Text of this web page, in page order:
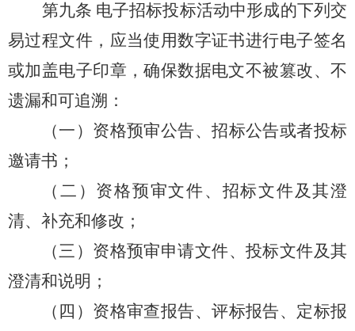
第九条 电子招标投标活动中形成的下列交
易过程文件，应当使用数字证书进行电子签名
或加盖电子印章，确保数据电文不被篡改、不
遗漏和可追溯：
（一）资格预审公告、招标公告或者投标
邀请书；
（二）资格预审文件、招标文件及其澄
清、补充和修改；
（三）资格预审申请文件、投标文件及其
澄清和说明；
（四）资格审查报告、评标报告、定标报